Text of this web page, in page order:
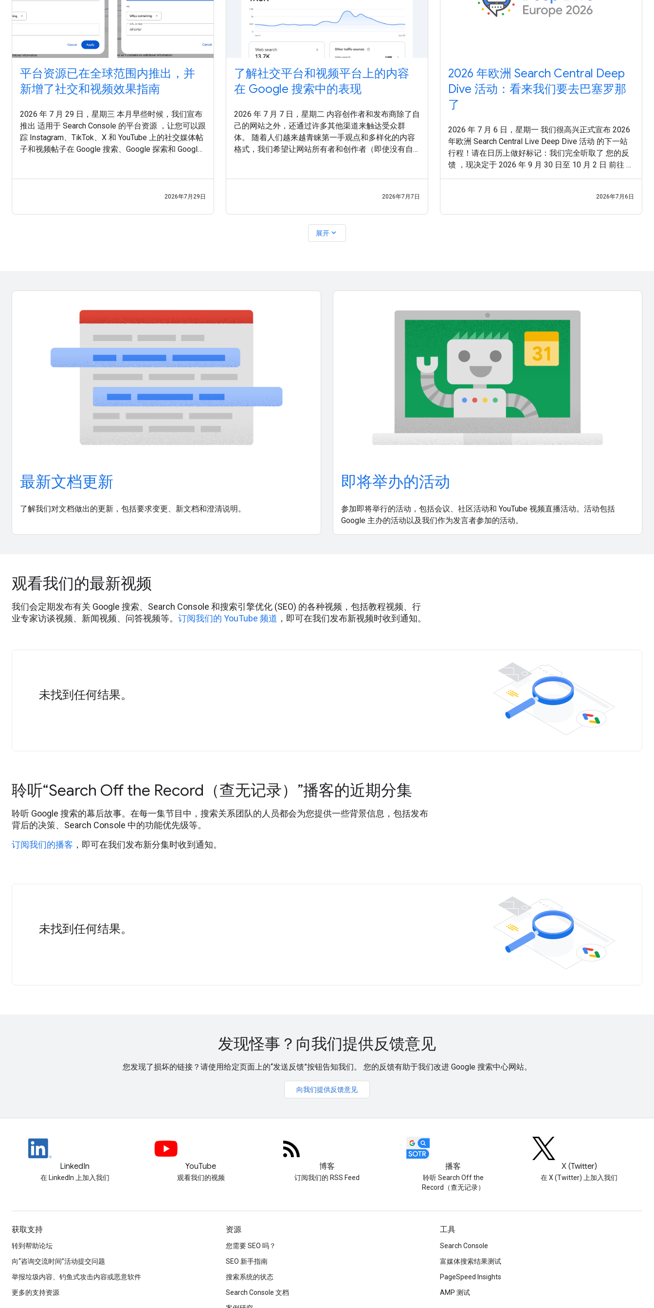
平台资源已在全球范围内推出，并
新增了社交和视频效果指南
2026 年 7 月 29 日，星期三 本月早些时候，我们宣布
推出 适用于 Search Console 的平台资源 ，让您可以跟
踪 Instagram、TikTok、X 和 YouTube 上的社交媒体帖
子和视频帖子在 Google 搜索、Google 探索和 Google
利用这些全新的数据洞见。今天，我们还发布了一份
2026年7月29日
了解社交平台和视频平台上的内容
在 Google 搜索中的表现
2026 年 7 月 7 日，星期二 内容创作者和发布商除了自
己的网站之外，还通过许多其他渠道来触达受众群
体。 随着人们越来越青睐第一手观点和多样化的内容
格式，我们希望让网站所有者和创作者（即使没有自
型，可帮助网站所有者和创作者了解其社交媒体帖子
2026年7月7日
2026 年欧洲 Search Central Deep
Dive 活动：看来我们要去巴塞罗那
了
2026 年 7 月 6 日，星期一 我们很高兴正式宣布 2026
年欧洲 Search Central Live Deep Dive 活动 的下一站
行程！请在日历上做好标记：我们完全听取了 您的反
馈 ，现决定于 2026 年 9 月 30 日至 10 月 2 日 前往 西
班牙巴塞罗那 。 在成功举办“标准版”Search Central
不仅仅是走马观花式的总体概览，或是零散的技术
2026年7月6日
展开 expand_more
最新文档更新
了解我们对文档做出的更新，包括要求变更、新文档和澄清说明。
即将举办的活动
参加即将举行的活动，包括会议、社区活动和 YouTube 视频直播活动。活动包括
Google 主办的活动以及我们作为发言者参加的活动。
观看我们的最新视频
我们会定期发布有关 Google 搜索、Search Console 和搜索引擎优化 (SEO) 的各种视频，包括教程视频、行
业专家访谈视频、新闻视频、问答视频等。 订阅我们的 YouTube 频道 ，即可在我们发布新视频时收到通知。
未找到任何结果。
聆听“Search Off the Record（查无记录）”播客的近期分集
聆听 Google 搜索的幕后故事。在每一集节目中，搜索关系团队的人员都会为您提供一些背景信息，包括发布
背后的决策、Search Console 中的功能优先级等。
订阅我们的播客 ，即可在我们发布新分集时收到通知。
未找到任何结果。
发现怪事？向我们提供反馈意见
您发现了损坏的链接？请使用给定页面上的“发送反馈”按钮告知我们。 您的反馈有助于我们改进 Google 搜索中心网站。
向我们提供反馈意见
LinkedIn
在 LinkedIn 上加入我们
YouTube
观看我们的视频
博客
订阅我们的 RSS Feed
播客
聆听 Search Off the
Record（查无记录）
X (Twitter)
在 X (Twitter) 上加入我们
获取支持
转到帮助论坛
向“咨询交流时间”活动提交问题
举报垃圾内容、钓鱼式攻击内容或恶意软件
更多的支持资源
资源
您需要 SEO 吗？
SEO 新手指南
搜索系统的状态
Search Console 文档
工具
Search Console
富媒体搜索结果测试
PageSpeed Insights
AMP 测试